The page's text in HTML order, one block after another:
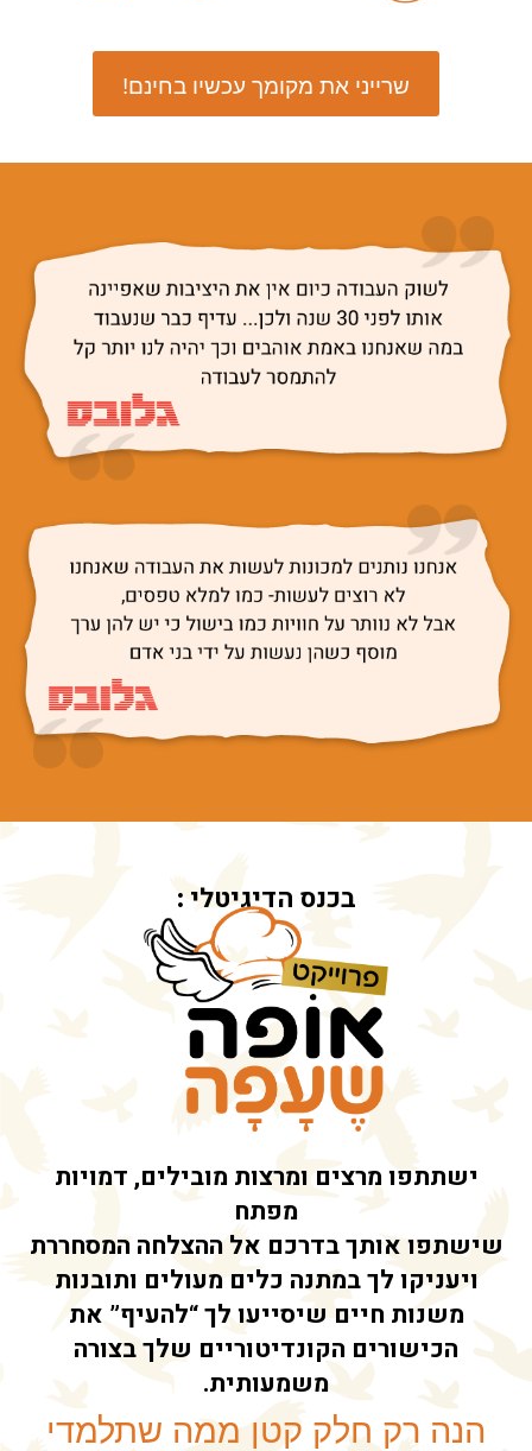
שרייני את מקומך עכשיו בחינם!
בכנס הדיגיטלי :
ישתתפו מרצים ומרצות מובילים, דמויות
מפתח
שישתפו אותך בדרכם אל ההצלחה המסחררת
ויעניקו לך במתנה כלים מעולים ותובנות
משנות חיים שיסייעו לך “להעיף” את
הכישורים הקונדיטוריים שלך בצורה
משמעותית.
הנה רק חלק קטן ממה שתלמדי